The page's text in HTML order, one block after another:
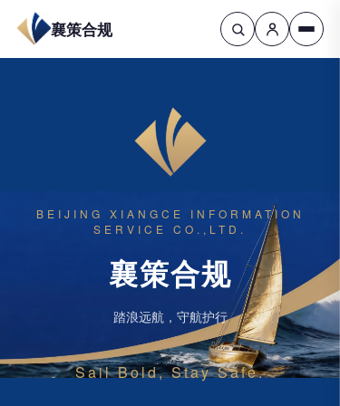
襄策合规
BEIJING XIANGCE INFORMATION
SERVICE CO.,LTD.
襄策合规
踏浪远航，守航护行
Sail Bold, Stay Safe.